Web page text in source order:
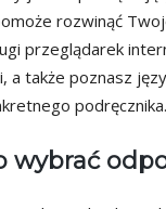
rozwinąć
przeglądarek
a także poznasz
podręcznika.
wybrać